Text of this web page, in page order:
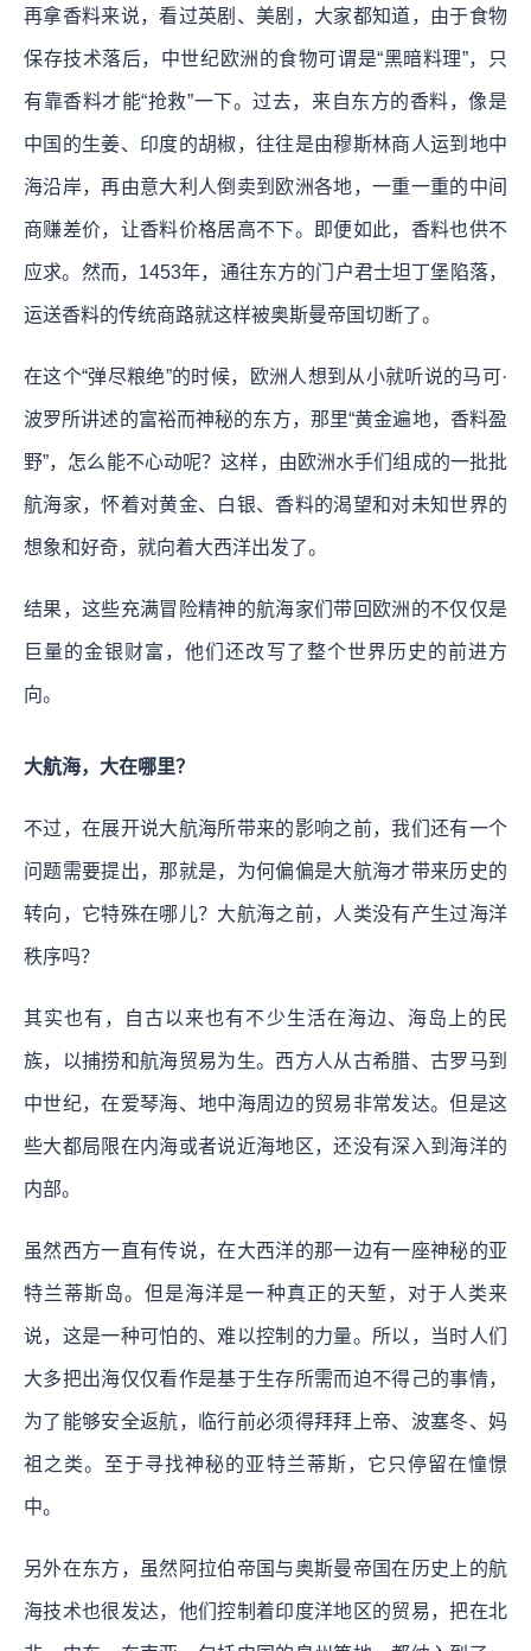
再拿香料来说，看过英剧、美剧，大家都知道，由于食物
保存技术落后，中世纪欧洲的食物可谓是“黑暗料理”，只
有靠香料才能“抢救”一下。过去，来自东方的香料，像是
中国的生姜、印度的胡椒，往往是由穆斯林商人运到地中
海沿岸，再由意大利人倒卖到欧洲各地，一重一重的中间
商赚差价，让香料价格居高不下。即便如此，香料也供不
应求。然而，1453年，通往东方的门户君士坦丁堡陷落，
运送香料的传统商路就这样被奥斯曼帝国切断了。
在这个“弹尽粮绝”的时候，欧洲人想到从小就听说的马可·
波罗所讲述的富裕而神秘的东方，那里“黄金遍地，香料盈
野”，怎么能不心动呢？这样，由欧洲水手们组成的一批批
航海家，怀着对黄金、白银、香料的渴望和对未知世界的
想象和好奇，就向着大西洋出发了。
结果，这些充满冒险精神的航海家们带回欧洲的不仅仅是
巨量的金银财富，他们还改写了整个世界历史的前进方
向。
大航海，大在哪里？
不过，在展开说大航海所带来的影响之前，我们还有一个
问题需要提出，那就是，为何偏偏是大航海才带来历史的
转向，它特殊在哪儿？大航海之前，人类没有产生过海洋
秩序吗？
其实也有，自古以来也有不少生活在海边、海岛上的民
族，以捕捞和航海贸易为生。西方人从古希腊、古罗马到
中世纪，在爱琴海、地中海周边的贸易非常发达。但是这
些大都局限在内海或者说近海地区，还没有深入到海洋的
内部。
虽然西方一直有传说，在大西洋的那一边有一座神秘的亚
特兰蒂斯岛。但是海洋是一种真正的天堑，对于人类来
说，这是一种可怕的、难以控制的力量。所以，当时人们
大多把出海仅仅看作是基于生存所需而迫不得己的事情，
为了能够安全返航，临行前必须得拜拜上帝、波塞冬、妈
祖之类。至于寻找神秘的亚特兰蒂斯，它只停留在憧憬
中。
另外在东方，虽然阿拉伯帝国与奥斯曼帝国在历史上的航
海技术也很发达，他们控制着印度洋地区的贸易，把在北